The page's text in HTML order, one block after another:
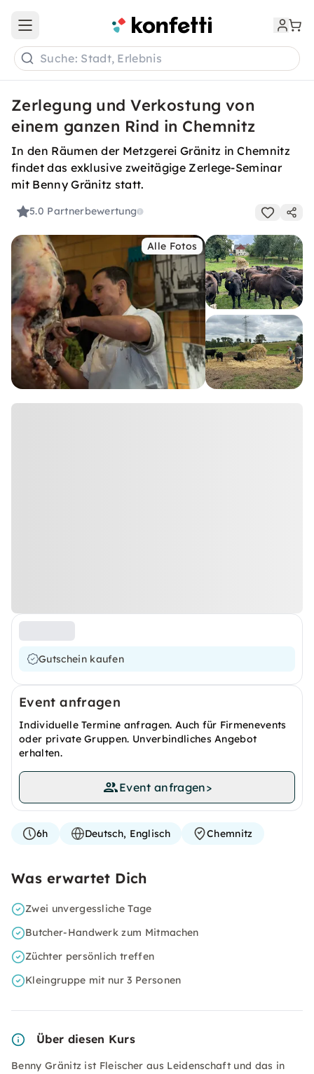
Open main menu
Suche: Stadt, Erlebnis
Zerlegung und Verkostung von
einem ganzen Rind in Chemnitz
In den Räumen der Metzgerei Gränitz in Chemnitz
findet das exklusive zweitägige Zerlege-Seminar
mit Benny Gränitz statt.
5.0 Partnerbewertung
Alle Fotos
Gutschein kaufen
Event anfragen
Individuelle Termine anfragen. Auch für Firmenevents
oder private Gruppen. Unverbindliches Angebot
erhalten.
Event anfragen>
6h Deutsch, Englisch Chemnitz
Was erwartet Dich
Zwei unvergessliche Tage
Butcher-Handwerk zum Mitmachen
Züchter persönlich treffen
Kleingruppe mit nur 3 Personen
Über diesen Kurs
Benny Gränitz ist Fleischer aus Leidenschaft und das in